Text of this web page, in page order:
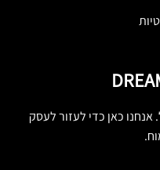
אנחנו כאן כדי לעזור לעסק